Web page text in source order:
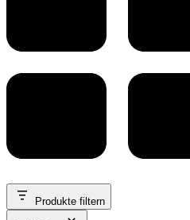
Produkte filtern